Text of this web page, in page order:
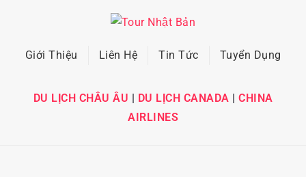
Giới Thiệu Liên Hệ Tin Tức Tuyển Dụng
DU LỊCH CHÂU ÂU | DU LỊCH CANADA | CHINA
AIRLINES